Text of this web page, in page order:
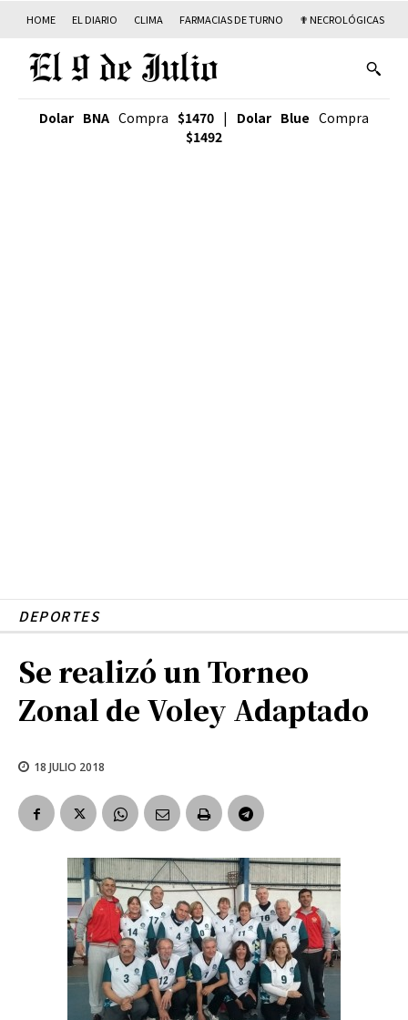
HOME EL DIARIO CLIMA FARMACIAS DE TURNO ✟ NECROLÓGICAS
Dolar BNA Compra $1470 | Dolar Blue Compra
$1492
DEPORTES
Se realizó un Torneo
Zonal de Voley Adaptado
18 JULIO 2018